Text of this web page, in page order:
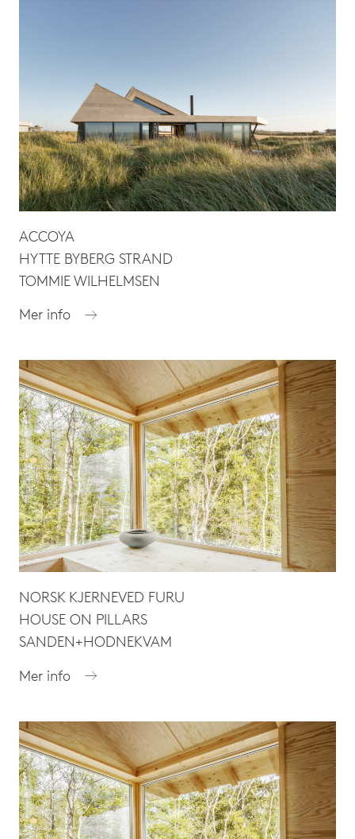
ACCOYA
HYTTE BYBERG STRAND
TOMMIE WILHELMSEN
Mer info
NORSK KJERNEVED FURU
HOUSE ON PILLARS
SANDEN+HODNEKVAM
Mer info